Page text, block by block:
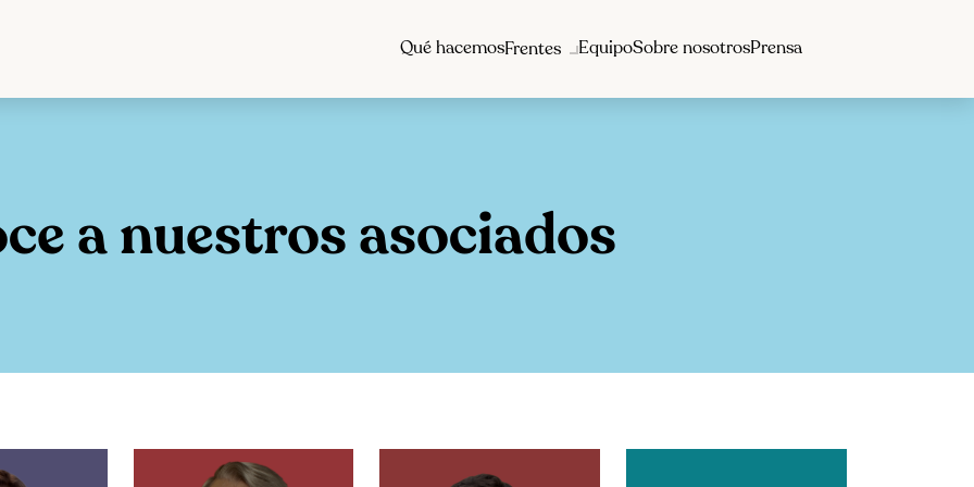
Qué hacemosFrentes EquipoSobre nosotrosPrensa
a nuestros asociados